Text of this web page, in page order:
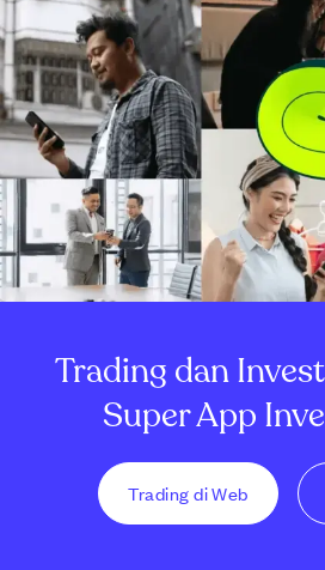
Trading dan
Super App
Trading di Web